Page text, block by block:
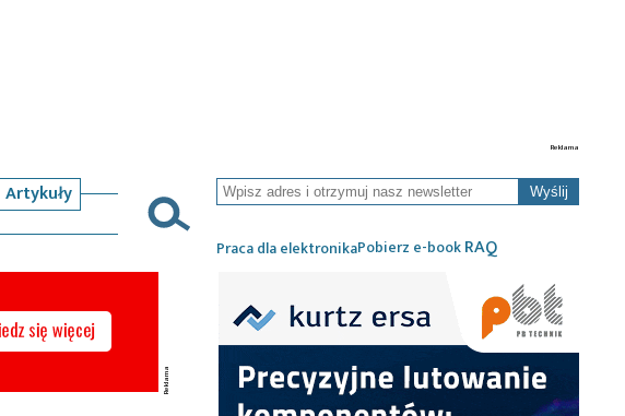
Artykuły
Wyślij
Praca dla elektronikaPobierz e-bookRAQ